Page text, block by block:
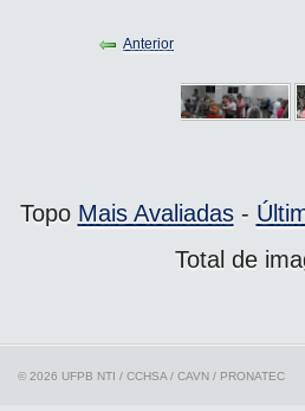
Anterior
Topo Mais Avaliadas-
Total de
© 2026 UFPB NTI / CCHSA / CAVN / PRONATEC